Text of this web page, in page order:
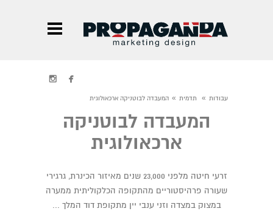


עבודות » תדמית » המעבדה לבוטניקה ארכאולוגית
המעבדה לבוטניקה
ארכאולוגית
זרעי חיטה מלפני 23,000 שנים מאיזור הכינרת, גרגירי
שעורה פרהיסטוריים מהתקופה הכלקוליתית ממערה
במצוק במצדה וזני ענבי יין מתקופת דוד המלך ...